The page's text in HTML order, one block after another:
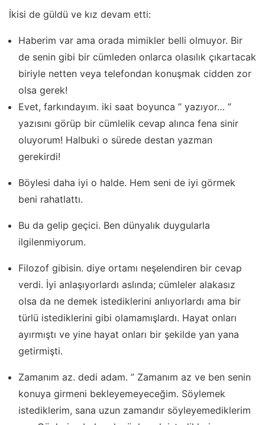
İkisi de güldü ve kız devam etti:
Haberim var ama orada mimikler belli olmuyor. Bir
de senin gibi bir cümleden onlarca olasılık çıkartacak
biriyle netten veya telefondan konuşmak cidden zor
olsa gerek!
Evet, farkındayım. iki saat boyunca ” yazıyor… ”
yazısını görüp bir cümlelik cevap alınca fena sinir
oluyorum! Halbuki o sürede destan yazman
gerekirdi!
Böylesi daha iyi o halde. Hem seni de iyi görmek
beni rahatlattı.
Bu da gelip geçici. Ben dünyalık duygularla
ilgilenmiyorum.
Filozof gibisin. diye ortamı neşelendiren bir cevap
verdi. İyi anlaşıyorlardı aslında; cümleler alakasız
olsa da ne demek istediklerini anlıyorlardı ama bir
türlü istediklerini gibi olamamışlardı. Hayat onları
ayırmıştı ve yine hayat onları bir şekilde yan yana
getirmişti.
Zamanım az. dedi adam. ” Zamanım az ve ben senin
konuya girmeni bekleyemeyeceğim. Söylemek
istediklerim, sana uzun zamandır söyleyemediklerim